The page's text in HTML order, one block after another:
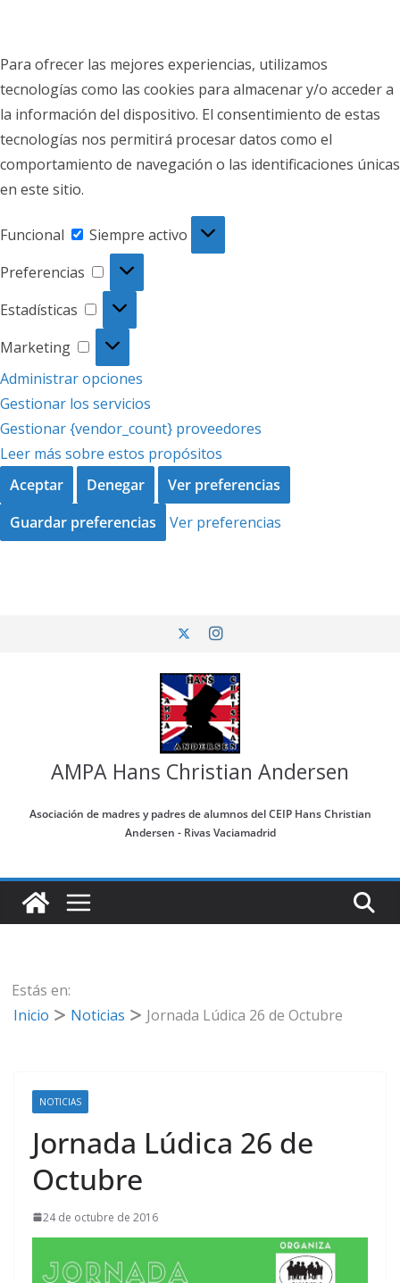
Para ofrecer las mejores experiencias, utilizamos
tecnologías como las cookies para almacenar y/o acceder a
la información del dispositivo. El consentimiento de estas
tecnologías nos permitirá procesar datos como el
comportamiento de navegación o las identificaciones únicas
en este sitio.
Funcional Funcional
Siempre activo
Preferencias
Preferencias
Estadísticas Estadísticas
Marketing
Marketing
Administrar opciones
Gestionar los servicios
Gestionar {vendor_count} proveedores
Leer más sobre estos propósitos
Aceptar
Denegar
Ver preferencias
Guardar preferencias
Ver preferencias
AMPA Hans Christian Andersen
Asociación de madres y padres de alumnos del CEIP Hans Christian
Andersen - Rivas Vaciamadrid
Estás en:
Inicio
Noticias Jornada Lúdica 26 de Octubre
NOTICIAS
Jornada Lúdica 26 de
Octubre
24 de octubre de 2016